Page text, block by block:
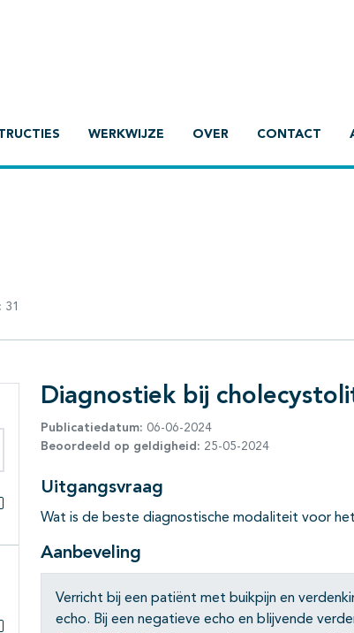
WERKWIJZE OVER CONTACT
31
binnen deze richtlijn
Alles openklappen
Diagnostiek bij
Publicatiedatum: 06-06-2024
Beoordeeld op geldigheid: 25-05-2024
Uitgangsvraag
Wat is de beste diagnostische modaliteit voor
Aanbeveling
Verricht bij een patiënt met buikpijn en
echo. Bij een negatieve echo en blijvende